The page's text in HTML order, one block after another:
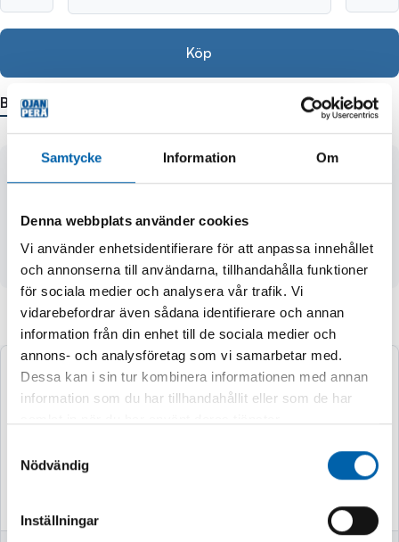
Samtycke Information Om
Denna webbplats använder cookies
Vi använder enhetsidentifierare för att anpassa innehållet
och annonserna till användarna, tillhandahålla funktioner
för sociala medier och analysera vår trafik. Vi
vidarebefordrar även sådana identifierare och annan
information från din enhet till de sociala medier och
annons- och analysföretag som vi samarbetar med.
Dessa kan i sin tur kombinera informationen med annan
information som du har tillhandahållit eller som de har
Nödvändig
Inställningar
Köp
Beskrivning
- max. belastning 16 ton
Andra köpte även